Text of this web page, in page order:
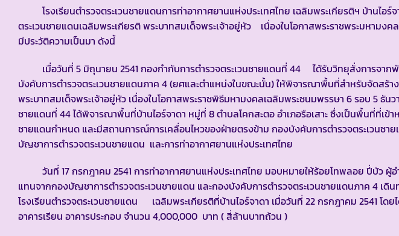
โรงเรียนตำรวจตระเวนชายแดนการท่าอากาศยานแห่งประเทศไทย เฉลิมพระเกียรติฯ บ้านไอร์
ตระเวนชายแดนเฉลิมพระเกียรติ พระบาทสมเด็จพระเจ้าอยู่หัว เนื่องในโอกาสพระราชพระมหามง
มีประวัติความเป็นมา ดังนี้
เมื่อวันที่ 5 มิถุนายน 2541 กองกำกับการตำรวจตระเวนชายแดนที่ 44 ได้รับวิทยุสั่งการจาก
บังคับการตำรวจตระเวนชายแดนภาค 4 (ยศและตำแหน่งในขณะนั้น) ให้พิจารณาพื้นที่สำหรับจัดสร้าง
พระบาทสมเด็จพระเจ้าอยู่หัว เนื่องในโอกาสพระราชพิธีมหามงคลเฉลิมพระชนมพรรษา 6 รอบ 5 ธัน
ชายแดนที่ 44 ได้พิจารณาพื้นที่บ้านไอร์จาดา หมู่ที่ 8 ตำบลโคกสะตอ อำเภอรือเสาะ ซึ่งเป็นพื้นที่ที่เ
ชายแดนกำหนด และมีสถานการณ์การเคลื่อนไหวของฝ่ายตรงข้าม กองบังคับการตำรวจตระเวนช
บัญชาการตำรวจตระเวนชายแดน และการท่าอากาศยานแห่งประเทศไทย
วันที่ 17 กรกฎาคม 2541 การท่าอากาศยานแห่งประเทศไทย มอบหมายให้ร้อยโทพลอย ปี่บัว ผู้
แทนจากกองบัญชาการตำรวจตระเวนชายแดน และกองบังคับการตำรวจตระเวนชายแดนภาค 4 เ
โรงเรียนตำรวจตระเวนชายแดน เฉลิมพระเกียรติที่บ้านไอร์จาดา เมื่อวันที่ 22 กรกฎาคม 2541 โ
อาคารเรียน อาคารประกอบ จำนวน 4,000,000 บาท ( สี่ล้านบาทถ้วน )